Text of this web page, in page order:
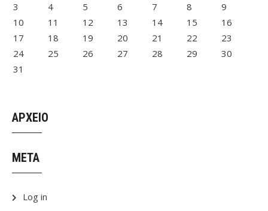
3
4 5 6 7 8
9
10
11 12 13 14 15
16
17
18 19 20 21 22
23
24
25 26 27 28 29
30
31
ΑΡΧΕΙΟ
META
Log in